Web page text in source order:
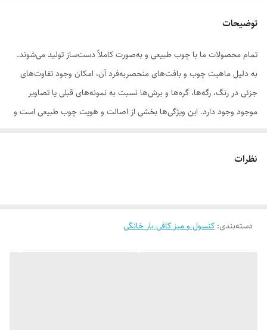
توضیحات
تمام محصولات ما با چوب طبیعی و به‌صورت کاملاً دست‌ساز تولید می‌شوند.
به دلیل ماهیت چوب و بافت‌های منحصر‌به‌فرد آن، امکان وجود تفاوت‌های
جزئی در رنگ، رگه‌ها، گره‌ها و برش‌ها نسبت به نمونه‌های قبلی یا تصاویر
موجود وجود دارد. این ویژگی‌ها بخشی از اصالت و هویت چوب طبیعی است و
لطفاً پیش از ثبت سفارش، تصاویر کارگاهی هر محصول را بررسی کنید. ثبت
نظرات
دسته‌بندی: کنسول و میز کافی بار خانگی